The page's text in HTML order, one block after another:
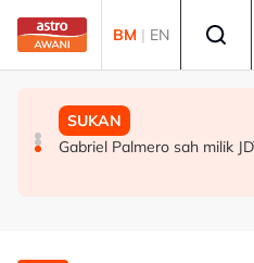
Skip to main content
BM | EN
DUNIA
Korea Selatan: Kes
MALAYSIA
TMJ terima menghadap
SUKAN
Gabriel Palmero sah milik